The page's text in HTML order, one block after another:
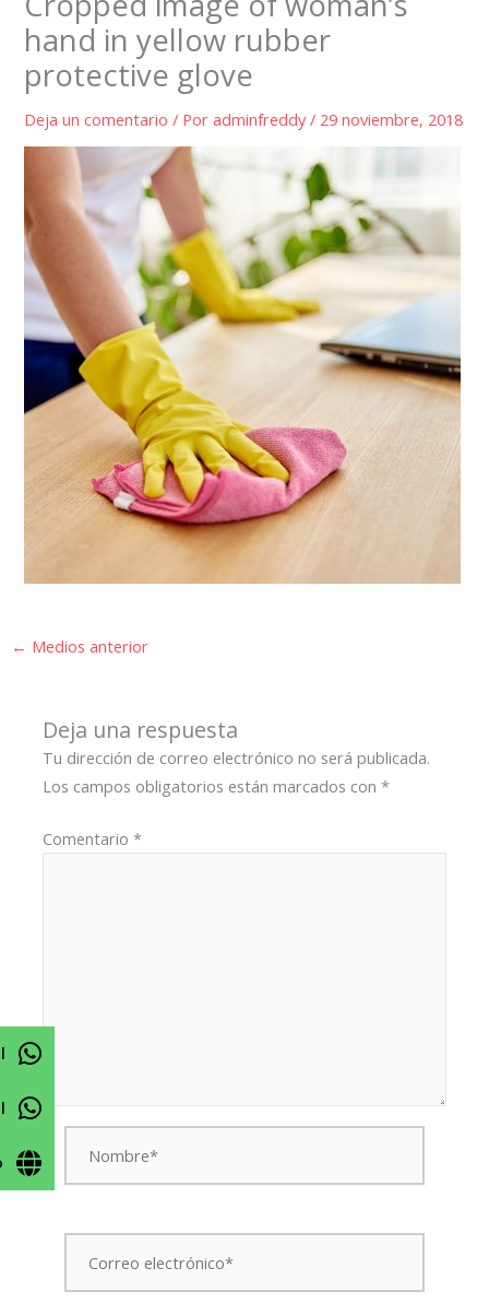
hand in yellow rubber
protective glove
Deja un comentario / Poradminfreddy/ 29 noviembre, 2018
← Medios anterior
Deja una respuesta
Tu dirección de correo electrónico no será publicada.
Los campos obligatorios están marcados con*
Comentario*
Nombre*
Correo
electrónico*